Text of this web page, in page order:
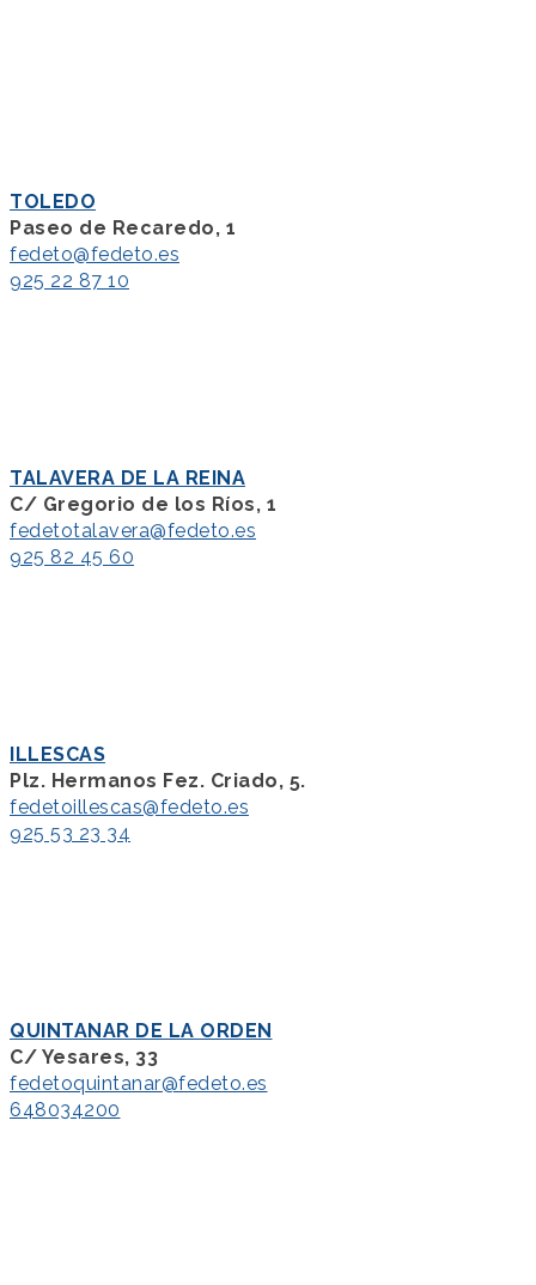
TOLEDO
Paseo de Recaredo, 1
fedeto@fedeto.es
925 22 87 10
TALAVERA DE LA REINA
C/ Gregorio de los Ríos, 1
fedetotalavera@fedeto.es
925 82 45 60
ILLESCAS
Plz. Hermanos Fez. Criado, 5.
fedetoillescas@fedeto.es
925 53 23 34
QUINTANAR DE LA ORDEN
C/ Yesares, 33
fedetoquintanar@fedeto.es
648034200